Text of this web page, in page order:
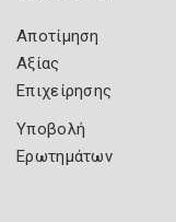
Αποτίμηση
Αξίας
Επιχείρησης
Υποβολή
Ερωτημάτων